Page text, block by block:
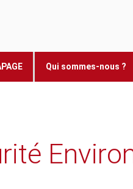
Qui sommes-nous ?